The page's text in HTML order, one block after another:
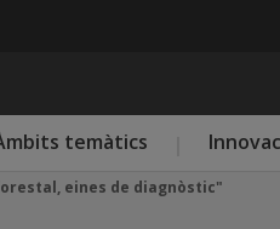
temàtics
eines de diagnòstic"